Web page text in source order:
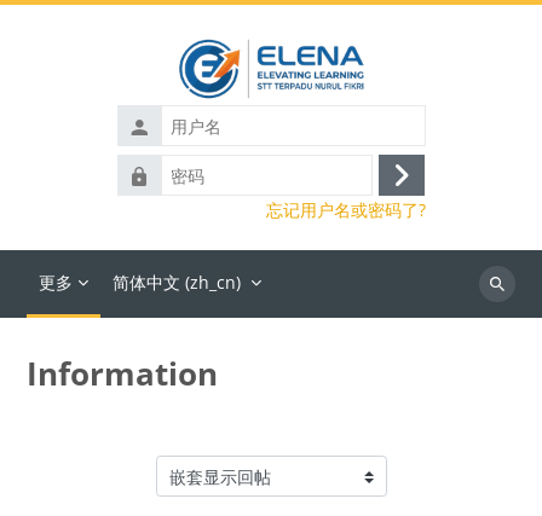
户
名
密
码
登
录
忘记用户名或密码了?
更多 简体中文 ‎(zh_cn)‎
Information
显示模式